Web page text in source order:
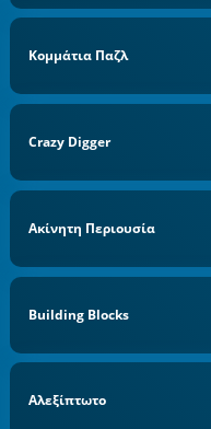
Κομμάτια Παζλ
Crazy Digger
Ακίνητη Περιουσία
Building Blocks
Αλεξίπτωτο